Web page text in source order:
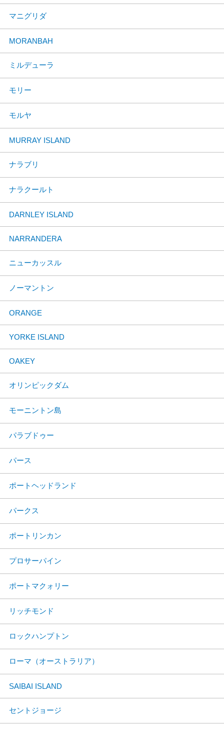
マニグリダ
MORANBAH
ミルデューラ
モリー
モルヤ
MURRAY ISLAND
ナラブリ
ナラクールト
DARNLEY ISLAND
NARRANDERA
ニューカッスル
ノーマントン
ORANGE
YORKE ISLAND
OAKEY
オリンピックダム
モーニントン島
パラブドゥー
パース
ポートヘッドランド
パークス
ポートリンカン
プロサーパイン
ポートマクォリー
リッチモンド
ロックハンプトン
ローマ（オーストラリア）
SAIBAI ISLAND
セントジョージ